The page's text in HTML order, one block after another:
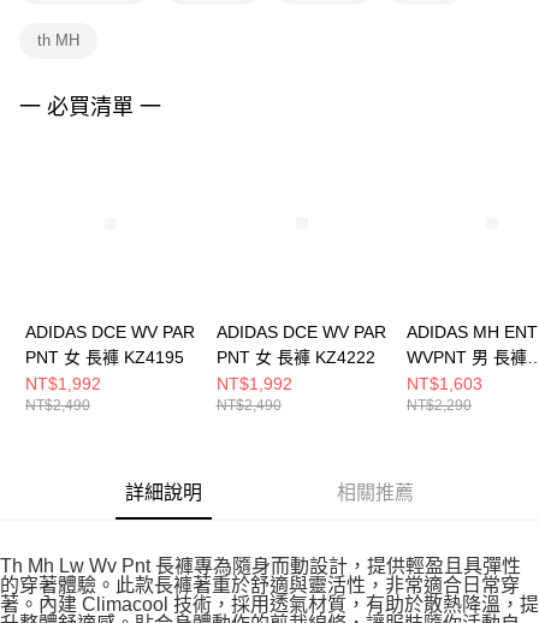
權轉讓予恩沛科技股份有限公司。
３．未成年的使用者請事先徵得法定代理人或監護人之同意方可使用
「AFTEE先享後付」，若未經同意申辦者引起之損失，本公司不負相關責
th MH
一 必買清單 一
ADIDAS DCE WV PAR
PNT 女 長褲 KZ4195
NT$1,992
NT$2,490
ADIDAS DCE WV PAR
PNT 女 長褲 KZ4222
NT$1,992
NT$2,490
ADIDAS MH ENT
WVPNT 男 長褲
KC2878
NT$1,603
NT$2,290
詳細說明 相關推薦
Th Mh Lw Wv Pnt 長褲專為隨身而動設計，提供輕盈且具彈性
的穿著體驗。此款長褲著重於舒適與靈活性，非常適合日常穿
著。內建 Climacool 技術，採用透氣材質，有助於散熱降溫，提